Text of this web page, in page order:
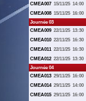
CMEA007 15/11/25 14:00
CMEA008 15/11/25 16:00
Journée 03
CMEA009 22/11/25 13:30
CMEA010 22/11/25 16:30
CMEA011 22/11/25 16:30
CMEA012 22/11/25 13:30
Journée 04
CMEA013 29/11/25 16:00
CMEA014 29/11/25 14:00
CMEA015 29/11/25 16:00